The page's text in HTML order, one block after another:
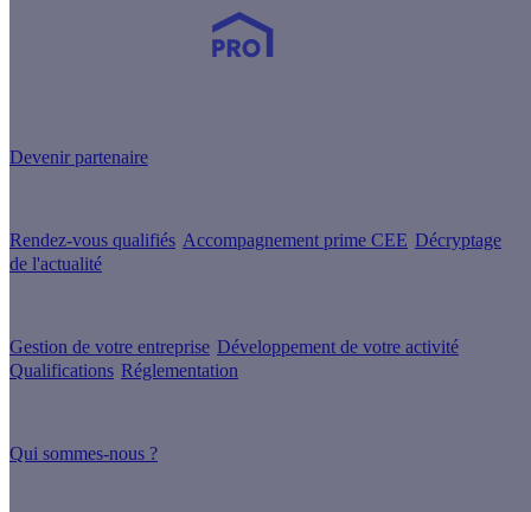
Devenir partenaire
Rendez-vous qualifiés Accompagnement prime CEE Décryptage
de l'actualité
Gestion de votre entreprise Développement de votre activité
Qualifications Réglementation
Qui sommes-nous ?